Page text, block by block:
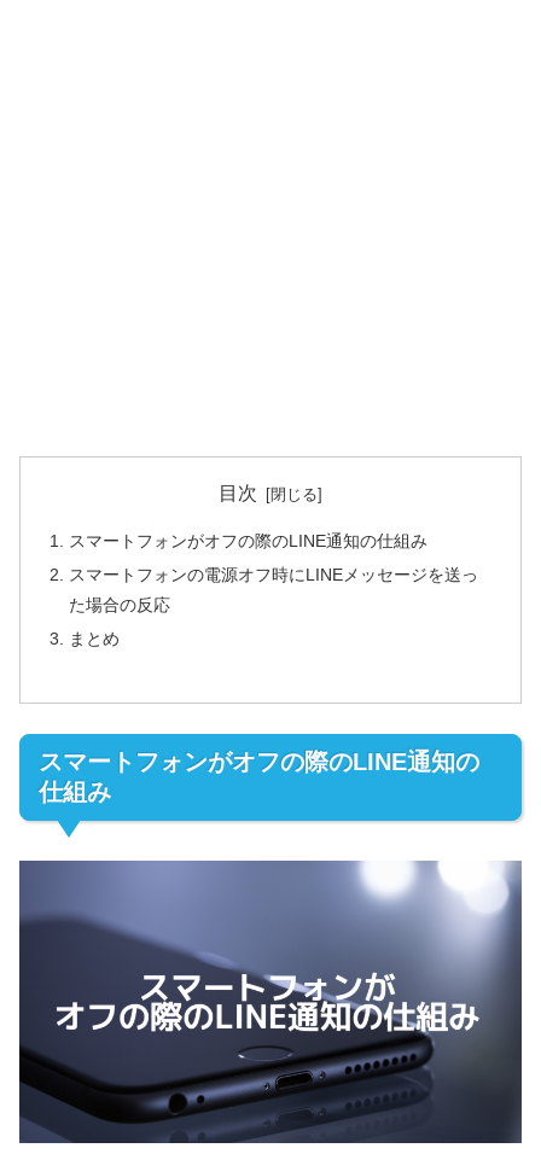
目次
スマートフォンがオフの際のLINE通知の仕組み
スマートフォンの電源オフ時にLINEメッセージを送っ
た場合の反応
まとめ
スマートフォンがオフの際のLINE通知の
仕組み